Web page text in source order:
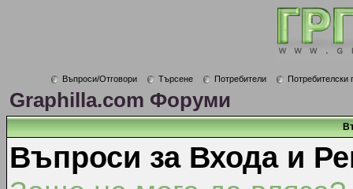
Въпроси/Отговори Търсене Потребители Потребителски
Graphilla.com Форуми
Въпроси за Входа и